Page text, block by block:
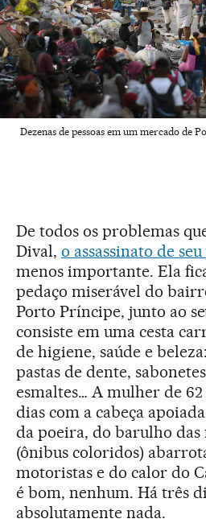
Dezenas de pessoas em um mercado de
De todos os problemas
Dival, o assassinato de
menos importante. Ela
pedaço miserável do
Porto Príncipe, junto ao
consiste em uma cesta
de higiene, saúde e
pastas de dente,
esmaltes… A mulher de 62
dias com a cabeça
da poeira, do barulho das
(ônibus coloridos)
motoristas e do calor do
é bom, nenhum. Há três
absolutamente nada.